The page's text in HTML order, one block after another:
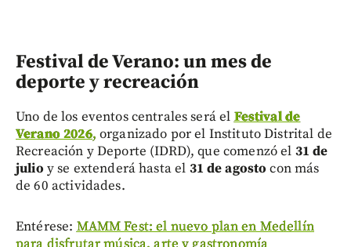
Festival de Verano: un mes de
deporte y recreación
Uno de los eventos centrales será el Festival de
Verano 2026, organizado por el Instituto Distrital de
Recreación y Deporte (IDRD), que comenzó el 31 de
julio y se extenderá hasta el 31 de agosto con más
de 60 actividades.
Entérese: MAMM Fest: el nuevo plan en Medellín
para disfrutar música, arte y gastronomía